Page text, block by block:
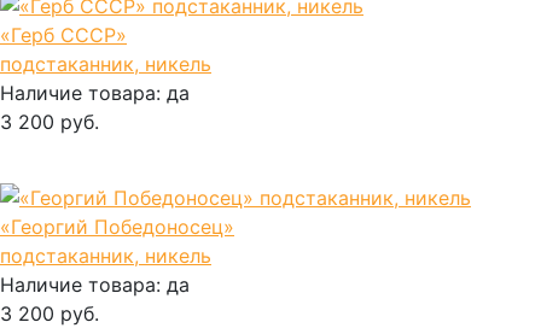
«Герб СССР»
подстаканник, никель
Наличие товара: да
3 200 руб.
«Георгий Победоносец»
подстаканник, никель
Наличие товара: да
3 200 руб.